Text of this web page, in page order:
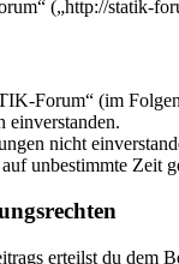
(„http://statik-
Forum“ (im
einverstanden.
nicht
unbestimmte Zeit
erteilst du dem